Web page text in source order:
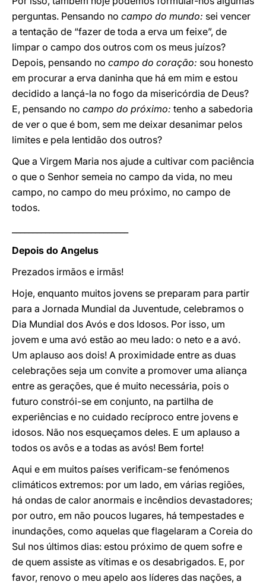
perguntas. Pensando no campo do mundo: sei vencer
a tentação de “fazer de toda a erva um feixe”, de
limpar o campo dos outros com os meus juízos?
Depois, pensando no campo do coração: sou honesto
em procurar a erva daninha que há em mim e estou
decidido a lançá-la no fogo da misericórdia de Deus?
E, pensando no campo do próximo: tenho a sabedoria
de ver o que é bom, sem me deixar desanimar pelos
limites e pela lentidão dos outros?
Que a Virgem Maria nos ajude a cultivar com paciência
o que o Senhor semeia no campo da vida, no meu
campo, no campo do meu próximo, no campo de
todos.
Depois do Angelus
Prezados irmãos e irmãs!
Hoje, enquanto muitos jovens se preparam para partir
para a Jornada Mundial da Juventude, celebramos o
Dia Mundial dos Avós e dos Idosos. Por isso, um
jovem e uma avó estão ao meu lado: o neto e a avó.
Um aplauso aos dois! A proximidade entre as duas
celebrações seja um convite a promover uma aliança
entre as gerações, que é muito necessária, pois o
futuro constrói-se em conjunto, na partilha de
experiências e no cuidado recíproco entre jovens e
idosos. Não nos esqueçamos deles. E um aplauso a
todos os avôs e a todas as avós! Bem forte!
Aqui e em muitos países verificam-se fenómenos
climáticos extremos: por um lado, em várias regiões,
há ondas de calor anormais e incêndios devastadores;
por outro, em não poucos lugares, há tempestades e
inundações, como aquelas que flagelaram a Coreia do
Sul nos últimos dias: estou próximo de quem sofre e
de quem assiste as vítimas e os desabrigados. E, por
favor, renovo o meu apelo aos líderes das nações, a